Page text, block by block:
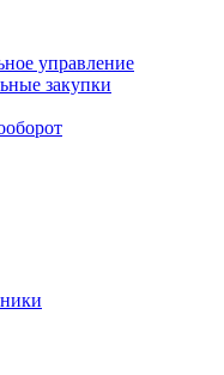
управление
закупки